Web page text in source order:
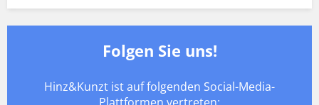
Folgen Sie uns!
Hinz&Kunzt ist auf folgenden Social-Media-